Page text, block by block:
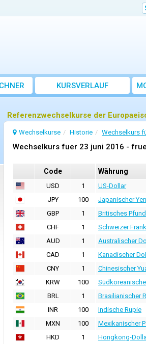
KURSVERLAUF
Referenzwechselkurse der
Wechselkurse Historie Wechselkurs
Wechselkurs fuer 23 juni 2016 -
Code Währung
USD 1 US-Dollar
JPY
100 Japanischer
GBP
1 Britisches Pfund
CHF
1 Schweizer
AUD
1 Australischer
CAD
1 Kanadischer
CNY
1 Chinesischer
KRW
100
BRL
1 Brasilianischer
INR
100 Indische Rupie
MXN
100 Mexikanischer
HKD
1 Hongkong-